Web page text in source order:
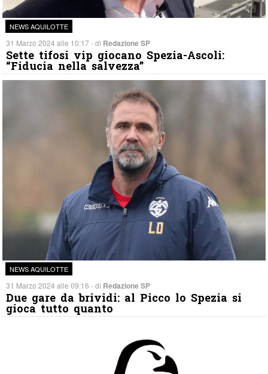
NEWS AQUILOTTE
31 Marzo 2024 alle 10:17 - di Redazione SP
Sette tifosi vip giocano Spezia-Ascoli:
“Fiducia nella salvezza”
NEWS AQUILOTTE
31 Marzo 2024 alle 09:16 - di Redazione SP
Due gare da brividi: al Picco lo Spezia si
gioca tutto quanto